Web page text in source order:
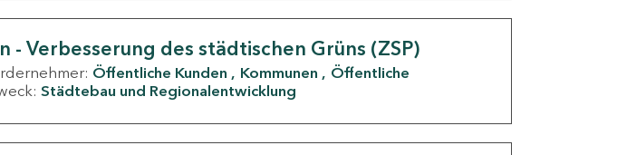
- Verbesserung des städtischen Grüns (ZSP)
Öffentliche Kunden Kommunen
Öffentliche
Städtebau und Regionalentwicklung